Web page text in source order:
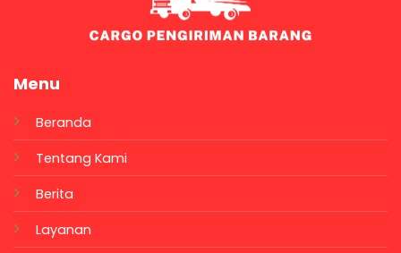
Menu
Beranda
Tentang Kami
Berita
Layanan